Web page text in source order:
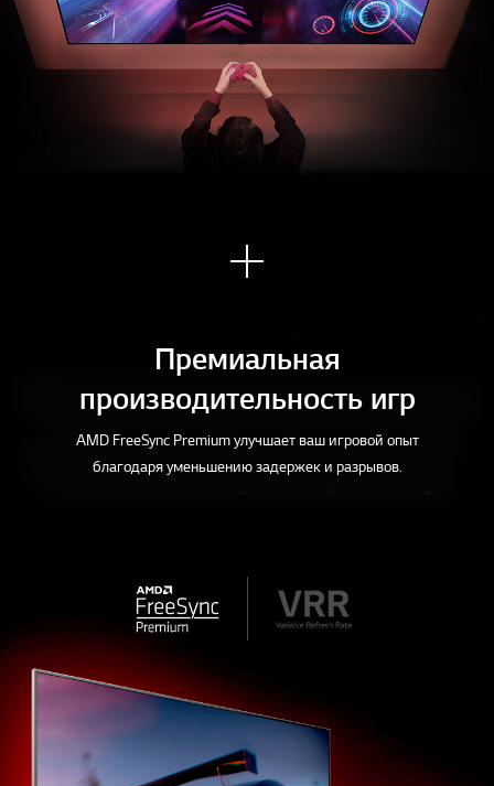
Узна
ть
Премиальная
производительность игр
AMD FreeSync Premium улучшает ваш игровой опыт
благодаря уменьшению задержек и разрывов.